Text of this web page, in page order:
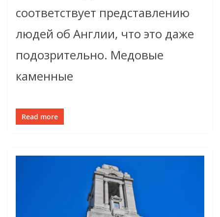
соответствует представлению
людей об Англии, что это даже
подозрительно. Медовые
каменные
Read more